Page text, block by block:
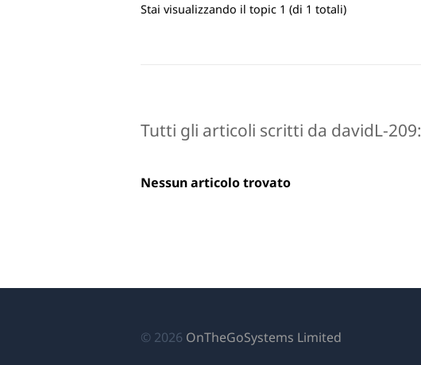
Stai visualizzando il topic 1 (di 1 totali)
Tutti gli articoli scritti da davidL-209:
Nessun articolo trovato
© 2026 OnTheGoSystems Limited